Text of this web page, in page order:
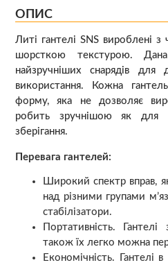
ОПИС
Литі гантелі SNS вироблені з
шорсткою текстурою.
найзручніших снарядів для
використання. Кожна
форму, яка не дозволяє
робить зручнішою як для
зберігання.
Перевага гантелей:
Широкий спектр вправ,
над різними групами
стабілізатори.
Портативність.
також їх легко можна
Економічність. Гантелі